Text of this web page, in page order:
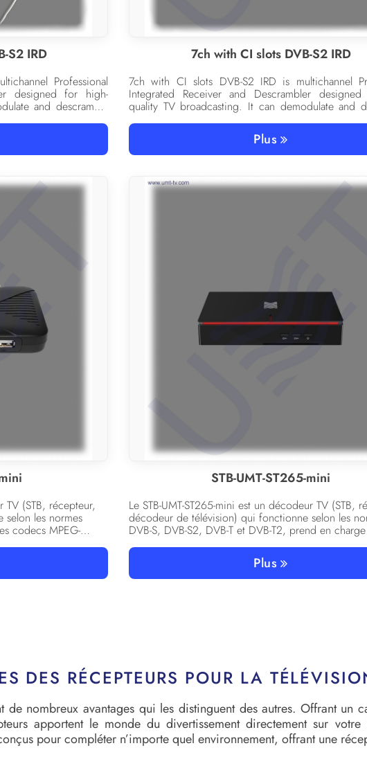
S2 IRD
Professional
designed for high-
and descramble
7ch with CI slots DVB-S2 IRD
7ch with CI slots DVB-S2 IRD is multichannel
Integrated Receiver and Descrambler
quality TV broadcasting. It can demodulate and
with CI slots. Plus
TV (STB, récepteur,
les normes
codecs MPEG-
STB-UMT-ST265-mini
Le STB-UMT-ST265-mini est un décodeur TV (STB,
décodeur de télévision) qui fonctionne selon les
DVB-S, DVB-S2, DVB-T et DVB-T2, prend en
également d’un emplacement pour carte à puce CA.
Plus
DES RÉCEPTEURS POUR LA
de nombreux avantages qui les distinguent des autres. Offrant
apportent le monde du divertissement directement sur
pour compléter n’importe quel environnement, offrant une